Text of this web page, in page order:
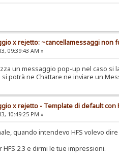
x rejetto: ~cancellamessaggi non
09:39:43 AM »
un messaggio pop-up nel caso
potrà ne Chattare ne inviare un
x rejetto - Template di default con
10:49:25 PM »
quando intendevo HFS volevo
2.3 e dirmi le tue impressioni.